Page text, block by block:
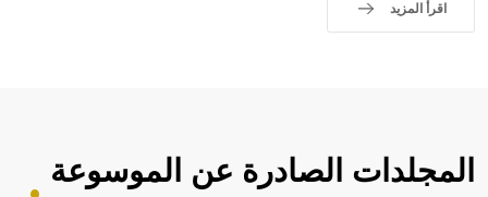
اقرأ المزيد
المجلدات الصادرة عن الموسوعة